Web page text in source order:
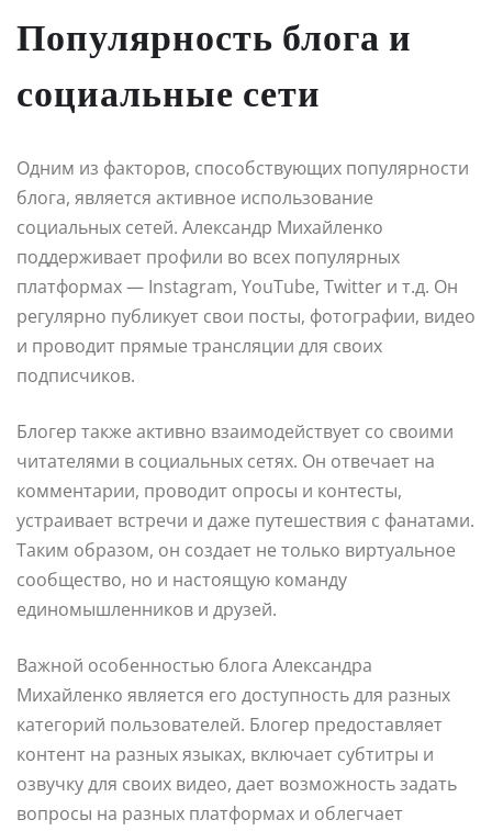
Популярность блога и
социальные сети
Одним из факторов, способствующих популярности
блога, является активное использование
социальных сетей. Александр Михайленко
поддерживает профили во всех популярных
платформах — Instagram, YouTube, Twitter и т.д. Он
регулярно публикует свои посты, фотографии, видео
и проводит прямые трансляции для своих
подписчиков.
Блогер также активно взаимодействует со своими
читателями в социальных сетях. Он отвечает на
комментарии, проводит опросы и контесты,
устраивает встречи и даже путешествия с фанатами.
Таким образом, он создает не только виртуальное
сообщество, но и настоящую команду
единомышленников и друзей.
Важной особенностью блога Александра
Михайленко является его доступность для разных
категорий пользователей. Блогер предоставляет
контент на разных языках, включает субтитры и
озвучку для своих видео, дает возможность задать
вопросы на разных платформах и облегчает